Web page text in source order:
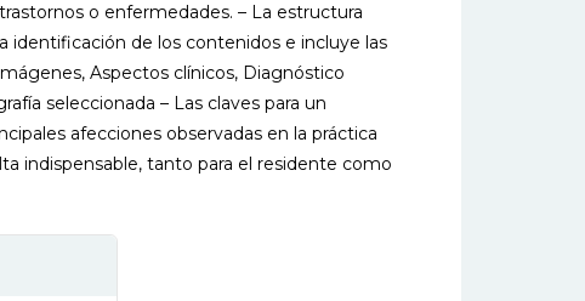
o enfermedades. – La estructura
identificación de los contenidos e incluye las
Aspectos clínicos, Diagnóstico
seleccionada – Las claves para un
afecciones observadas en la práctica
indispensable, tanto para el residente como